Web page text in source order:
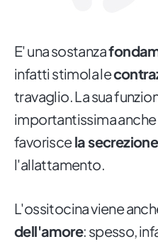
E' una sostanza
infatti stimola le
travaglio. La sua
importantissima
favoriscela
l'allattamento.
L'ossitocina viene
dell'amore: spesso,